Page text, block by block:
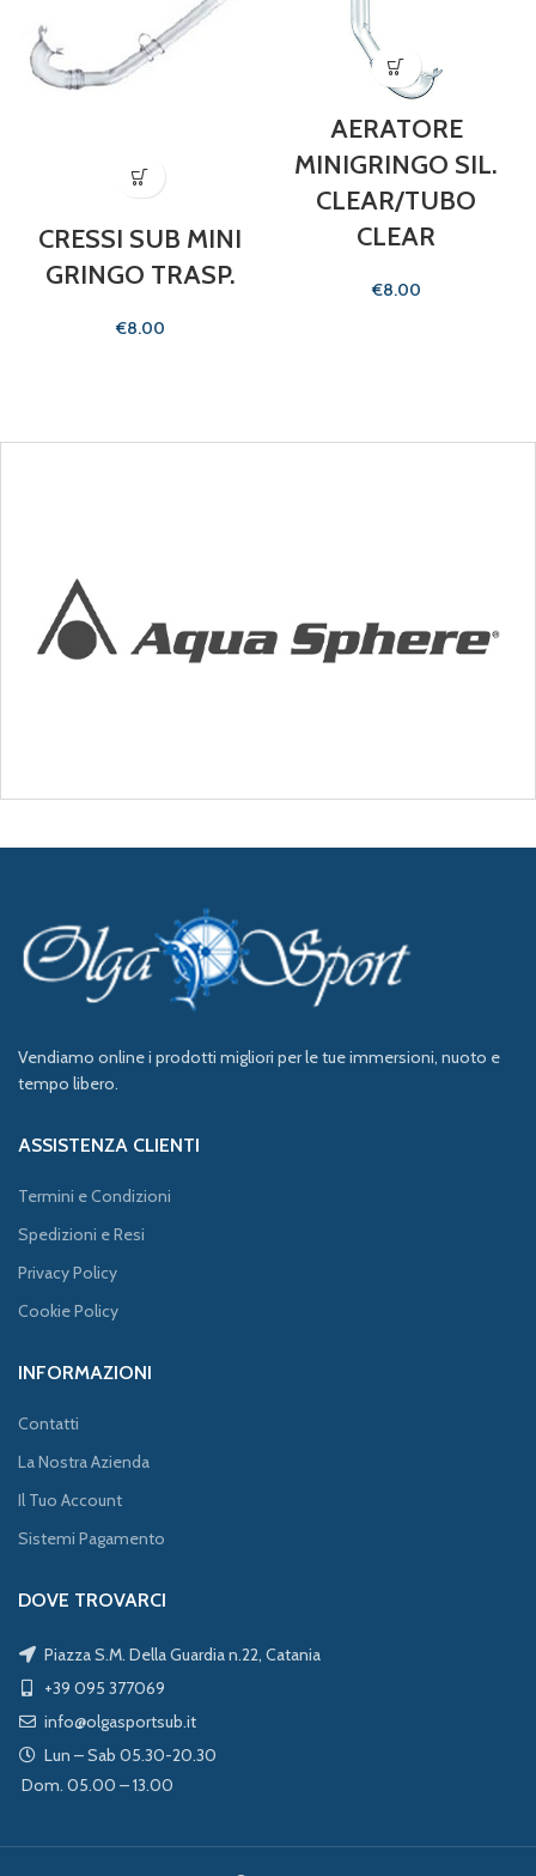
CRESSI SUB MINI
GRINGO TRASP.
€
AERATORE
MINIGRINGO SIL.
CLEAR/TUBO
CLEAR
€
Vendiamo online i prodotti migliori per le tue immersioni, nuoto e
tempo libero.
ASSISTENZA CLIENTI
Termini e Condizioni
Spedizioni e Resi
Privacy Policy
Cookie Policy
INFORMAZIONI
Contatti
La Nostra Azienda
Il Tuo Account
Sistemi Pagamento
DOVE TROVARCI
Piazza S.M. Della Guardia n.22, Catania
+39 095 377069
info@olgasportsub.it
Lun – Sab 05.30-20.30
Dom. 05.00 – 13.00